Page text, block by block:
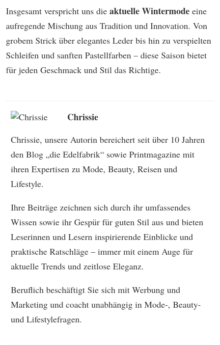
Insgesamt verspricht uns die aktuelle Wintermode eine
aufregende Mischung aus Tradition und Innovation. Von
grobem Strick über elegantes Leder bis hin zu verspielten
Schleifen und sanften Pastellfarben – diese Saison bietet
für jeden Geschmack und Stil das Richtige.
Chrissie
Chrissie, unsere Autorin bereichert seit über 10 Jahren
den Blog „die Edelfabrik“ sowie Printmagazine mit
ihren Expertisen zu Mode, Beauty, Reisen und
Lifestyle.
Ihre Beiträge zeichnen sich durch ihr umfassendes
Wissen sowie ihr Gespür für guten Stil aus und bieten
Leserinnen und Lesern inspirierende Einblicke und
praktische Ratschläge – immer mit einem Auge für
aktuelle Trends und zeitlose Eleganz.
Beruflich beschäftigt Sie sich mit Werbung und
Marketing und coacht unabhängig in Mode-, Beauty-
und Lifestylefragen.